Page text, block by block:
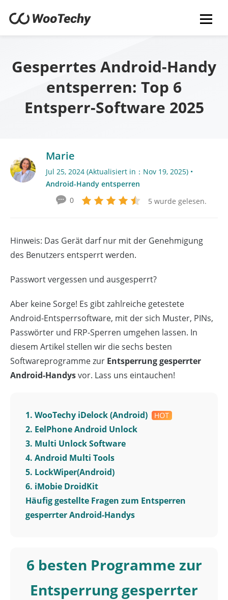
Gesperrtes Android-Handy
entsperren: Top 6
Entsperr-Software 2025
Marie
Jul 25, 2024 (Aktualisiert in：Nov 19, 2025) •
Android-Handy entsperren
5 wurde gelesen.
0
Hinweis: Das Gerät darf nur mit der Genehmigung
des Benutzers entsperrt werden.
Passwort vergessen und ausgesperrt?
Aber keine Sorge! Es gibt zahlreiche getestete
Android-Entsperrsoftware, mit der sich Muster, PINs,
Passwörter und FRP-Sperren umgehen lassen. In
diesem Artikel stellen wir die sechs besten
Softwareprogramme zur Entsperrung gesperrter
Android-Handysvor. Lass uns eintauchen!
1. WooTechy iDelock (Android)
2. EelPhone Android Unlock
3. Multi Unlock Software
4. Android Multi Tools
5. LockWiper(Android)
6. iMobie DroidKit
Häufig gestellte Fragen zum Entsperren
gesperrter Android-Handys
6 besten Programme zur
Entsperrung gesperrter